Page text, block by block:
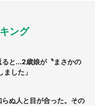
ング
と...2歳娘が〝まさかの
した」
らぬ人と目が合った。その